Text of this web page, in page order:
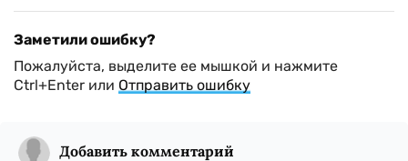
Заметили ошибку?
Пожалуйста, выделите ее мышкой и нажмите
Ctrl+Enter или Отправить ошибку
Добавить комментарий